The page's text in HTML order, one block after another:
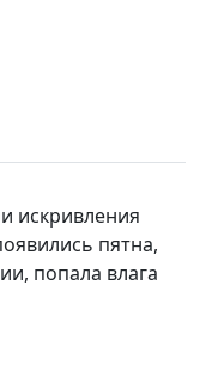
искривления
пятна,
попала влага